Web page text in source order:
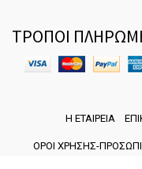
ΤΡΟΠΟΙ
Η ΕΤΑΙΡΕΙΑ
ΟΡΟΙ ΧΡΗΣΗΣ-